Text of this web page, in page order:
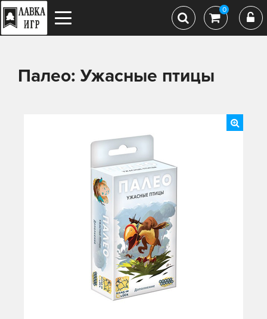
0
Палео: Ужасные птицы